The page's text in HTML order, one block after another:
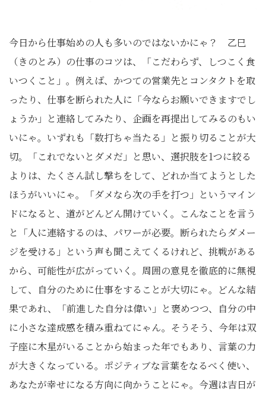
今日から仕事始めの人も多いのではないかにゃ？ 乙巳
（きのとみ）の仕事のコツは、「こだわらず、しつこく食
いつくこと」。例えば、かつての営業先とコンタクトを取
ったり、仕事を断られた人に「今ならお願いできますでし
ょうか」と連絡してみたり、企画を再提出してみるのもい
いにゃ。いずれも「数打ちゃ当たる」と振り切ることが大
切。「これでないとダメだ」と思い、選択肢を1つに絞る
よりは、たくさん試し撃ちをして、どれか当てようとした
ほうがいいにゃ。「ダメなら次の手を打つ」というマイン
ドになると、道がどんどん開けていく。こんなことを言う
と「人に連絡するのは、パワーが必要。断られたらダメー
ジを受ける」という声も聞こえてくるけれど、挑戦がある
から、可能性が広がっていく。周囲の意見を徹底的に無視
して、自分のために仕事をすることが大切にゃ。どんな結
果であれ、「前進した自分は偉い」と褒めつつ、自分の中
に小さな達成感を積み重ねてにゃん。そうそう、今年は双
子座に木星がいることから始まった年でもあり、言葉の力
が大きくなっている。ポジティブな言葉をなるべく使い、
あなたが幸せになる方向に向かうことにゃ。今週は吉日が